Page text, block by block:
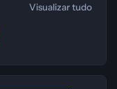
Visualizar tudo